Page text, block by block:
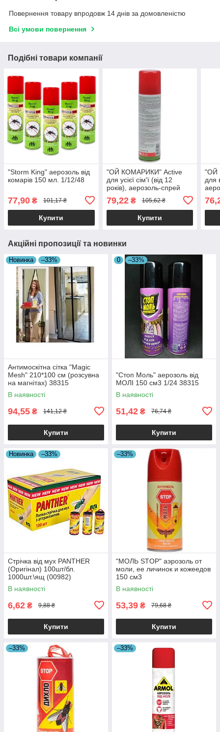
Повернення товару впродовж 14 днів за домовленістю
Всі умови повернення
Подібні товари компанії
"Storm King" аерозоль від
комарів 150 мл. 1/12/48
77,90 ₴ 101,17 ₴
Купити
"ОЙ КОМАРИКИ" Active
для усієї сім'ї (від 12
років), аерозоль-спрей
захист від комарів 150 мл
38315
79,22₴ 105,62 ₴
Купити
"ОЙ
для
Акційні пропозиції та новинки
Новинка –33%
Антимоскітна сітка "Magic
Mesh" 210*100 см (розсувна
на магнітах) 38315
В наявності
94,55 ₴ 141,12 ₴
Купити
0 –33%
"Стоп Моль" аерозоль від
МОЛІ 150 см3 1/24 38315
В наявності
51,42 ₴ 76,74 ₴
Купити
Новинка –33%
Стрічка від мух PANTHER
(Оригінал) 100шт/бл.
1000шт.\ящ (00982)
В наявності
6,62 ₴ 9,88 ₴
Купити
–33%
"МОЛЬ STOP" аэрозоль от
моли, ее личинок и кожеедов
150 см3
В наявності
53,39 ₴ 79,68 ₴
Купити
–33% –33%